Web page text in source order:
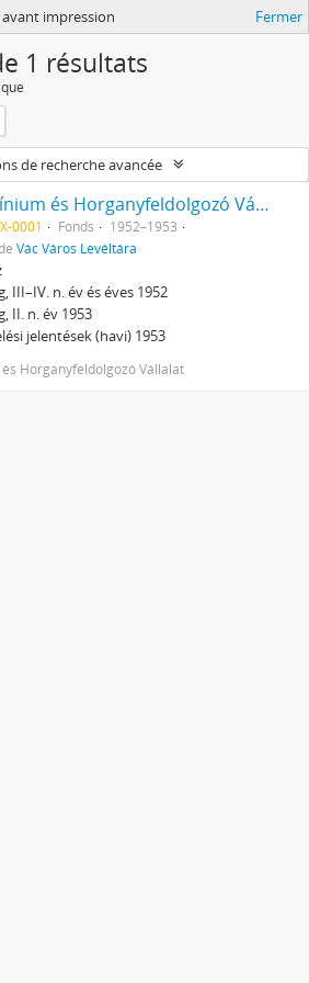
impression Fermer
1 résultats
de recherche avancée
Az Alumínium és Horganyfeldolgozó Vállalat, Vác iratai
0001 Fonds
1952–1953
Vác Város Levéltára
III–IV. n. év és éves 1952
II. n. év 1953
jelentések (havi) 1953
Horganyfeldolgozó Vállalat